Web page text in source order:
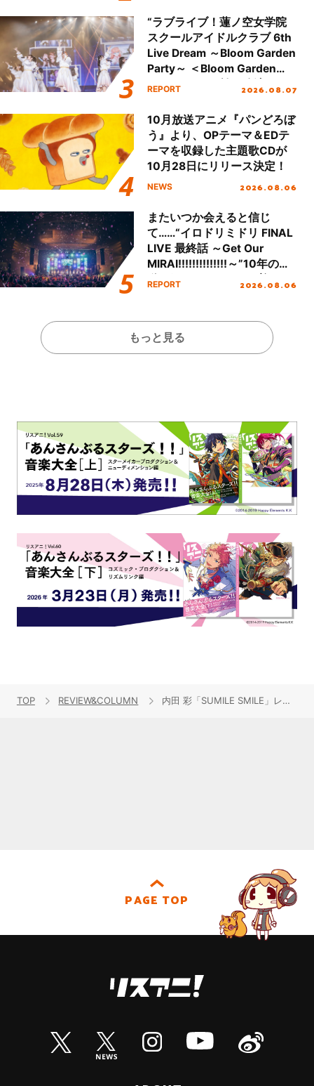
“ラブライブ！蓮ノ空女学院
スクールアイドルクラブ 6th
Live Dream ～Bloom Garden
Party～ ＜Bloom Garden
Party Stage／埼玉公演＞”
REPORT 2026.08.07
10月放送アニメ『パンどろぼ
う』より、OPテーマ＆EDテ
ーマを収録した主題歌CDが
10月28日にリリース決定！
NEWS 2026.08.06
またいつか会えると信じ
て……“イロドリミドリ FINAL
LIVE 最終話 ～Get Our
MIRAI!!!!!!!!!!!!!!～”10年の活
動を経てファイナルを迎える
REPORT 2026.08.06
もっと見る
TOP REVIEW&COLUMN 内田 彩「SUMILE SMILE」レビュー
PAGE TOP